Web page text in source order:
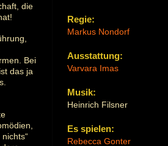
die
Bei
das ja
Regie:
Markus Nondorf
Ausstattung:
Varvara Imas
Musik:
Heinrich Filsner
Es spielen:
Rebecca Gonter